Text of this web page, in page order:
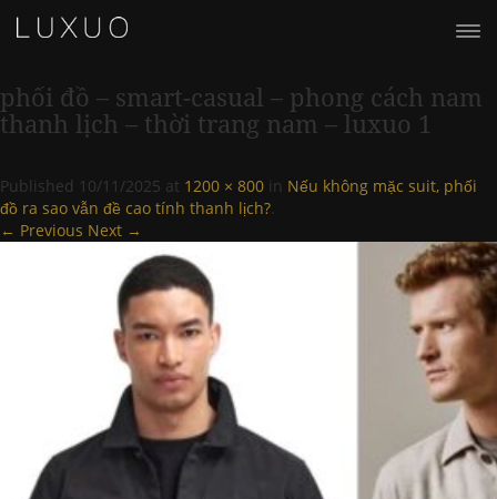
phối đồ – smart-casual – phong cách nam
thanh lịch – thời trang nam – luxuo 1
Published 10/11/2025 at 1200 × 800 in Nếu không mặc suit, phối
đồ ra sao vẫn đề cao tính thanh lịch?.
← Previous Next →